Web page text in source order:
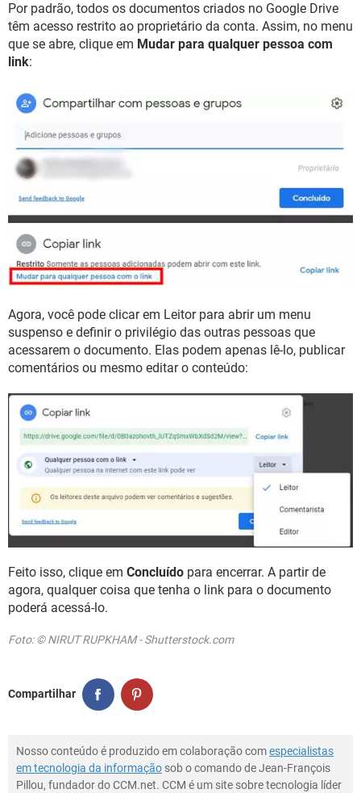
Por padrão, todos os documentos criados no Google Drive
têm acesso restrito ao proprietário da conta. Assim, no menu
que se abre, clique em Mudar para qualquer pessoa com
link:
Agora, você pode clicar em Leitor para abrir um menu
suspenso e definir o privilégio das outras pessoas que
acessarem o documento. Elas podem apenas lê-lo, publicar
comentários ou mesmo editar o conteúdo:
Feito isso, clique em Concluído para encerrar. A partir de
agora, qualquer coisa que tenha o link para o documento
poderá acessá-lo.
Foto: © NIRUT RUPKHAM - Shutterstock.com
Compartilhar
Nosso conteúdo é produzido em colaboração comespecialistas
em tecnologia da informação sob o comando de Jean-François
Pillou, fundador do CCM.net. CCM é um site sobre tecnologia líder